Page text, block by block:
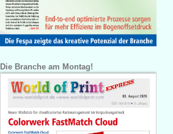
Die Branche am Montag!